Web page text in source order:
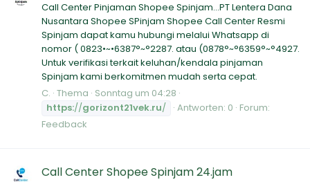
Call Center Pinjaman Shopee Spinjam...PT Lentera Dana
Nusantara Shopee SPinjam Shopee Call Center Resmi
Spinjam dapat kamu hubungi melalui Whatsapp di
nomor ( 0823•~•6387°~°2287. atau (0878°~°6359°~°4927.
Untuk verifikasi terkait keluhan/kendala pinjaman
Spinjam kami berkomitmen mudah serta cepat.
C. Thema Sonntag um 04:28
https://gorizont21vek.ru/ Antworten: 0 Forum:
Feedback
Call Center Shopee Spinjam 24.jam